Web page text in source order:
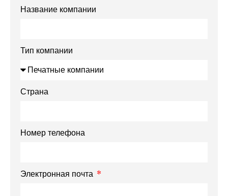
Название компании
Тип компании
Страна
Номер телефона
Электронная почта